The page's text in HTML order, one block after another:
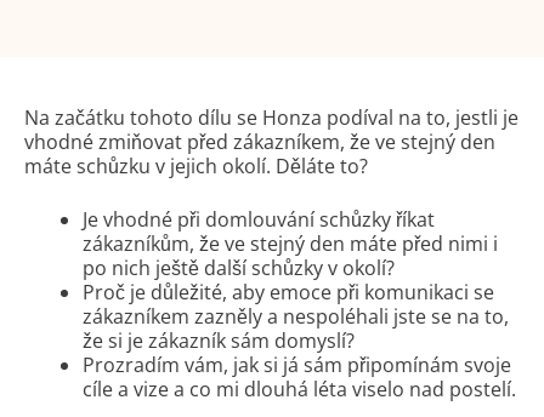
Na začátku tohoto dílu se Honza podíval na to, jestli je
vhodné zmiňovat před zákazníkem, že ve stejný den
máte schůzku v jejich okolí. Děláte to?
Je vhodné při domlouvání schůzky říkat
zákazníkům, že ve stejný den máte před nimi i
po nich ještě další schůzky v okolí?
Proč je důležité, aby emoce při komunikaci se
zákazníkem zazněly a nespoléhali jste se na to,
že si je zákazník sám domyslí?
Prozradím vám, jak si já sám připomínám svoje
cíle a vize a co mi dlouhá léta viselo nad postelí.